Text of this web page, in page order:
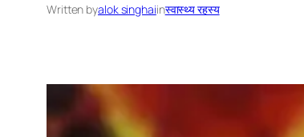
Written byalok singhaiinस्वास्थ्य रहस्य